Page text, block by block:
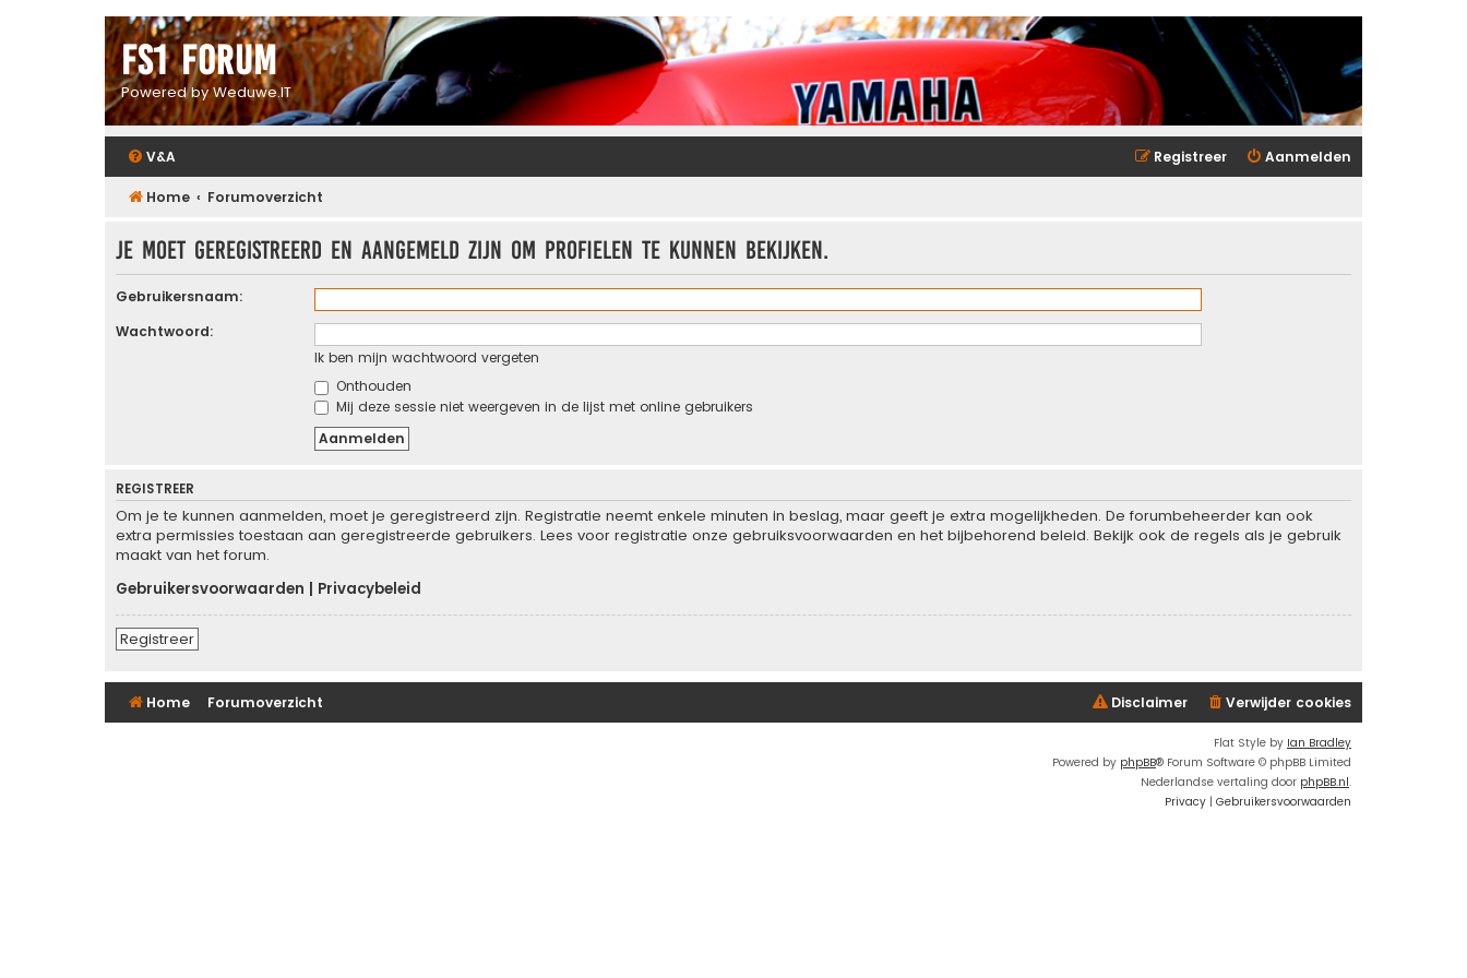
FS1 forum
Powered by Weduwe.IT
V&A Aanmelden
Registreer
Home Forumoverzicht
Je moet geregistreerd en aangemeld zijn om profielen te kunnen bekijken.
Gebruikersnaam:
Wachtwoord:
Ik ben mijn wachtwoord vergeten
Onthouden
Mij deze sessie niet weergeven in de lijst met online gebruikers
REGISTREER
Om je te kunnen aanmelden, moet je geregistreerd zijn. Registratie neemt enkele minuten in beslag, maar geeft je extra mogelijkheden. De forumbeheerder kan ook
extra permissies toestaan aan geregistreerde gebruikers. Lees voor registratie onze gebruiksvoorwaarden en het bijbehorend beleid. Bekijk ook de regels als je gebruik
maakt van het forum.
Gebruikersvoorwaarden
Privacybeleid
Registreer
Home Forumoverzicht Verwijder cookies
Disclaimer
Flat Style by Ian Bradley
Powered by phpBB® Forum Software © phpBB Limited
Nederlandse vertaling door phpBB.nl.
Privacy | Gebruikersvoorwaarden